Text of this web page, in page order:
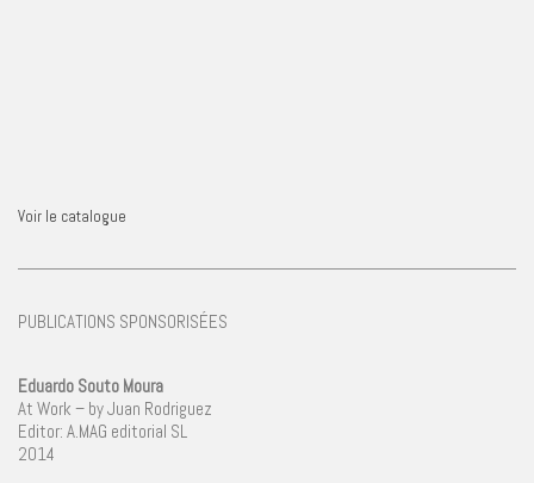
Voir le catalogue
PUBLICATIONS SPONSORISÉES
Eduardo Souto Moura
At Work – by Juan Rodriguez
Editor: A.MAG editorial SL
2014